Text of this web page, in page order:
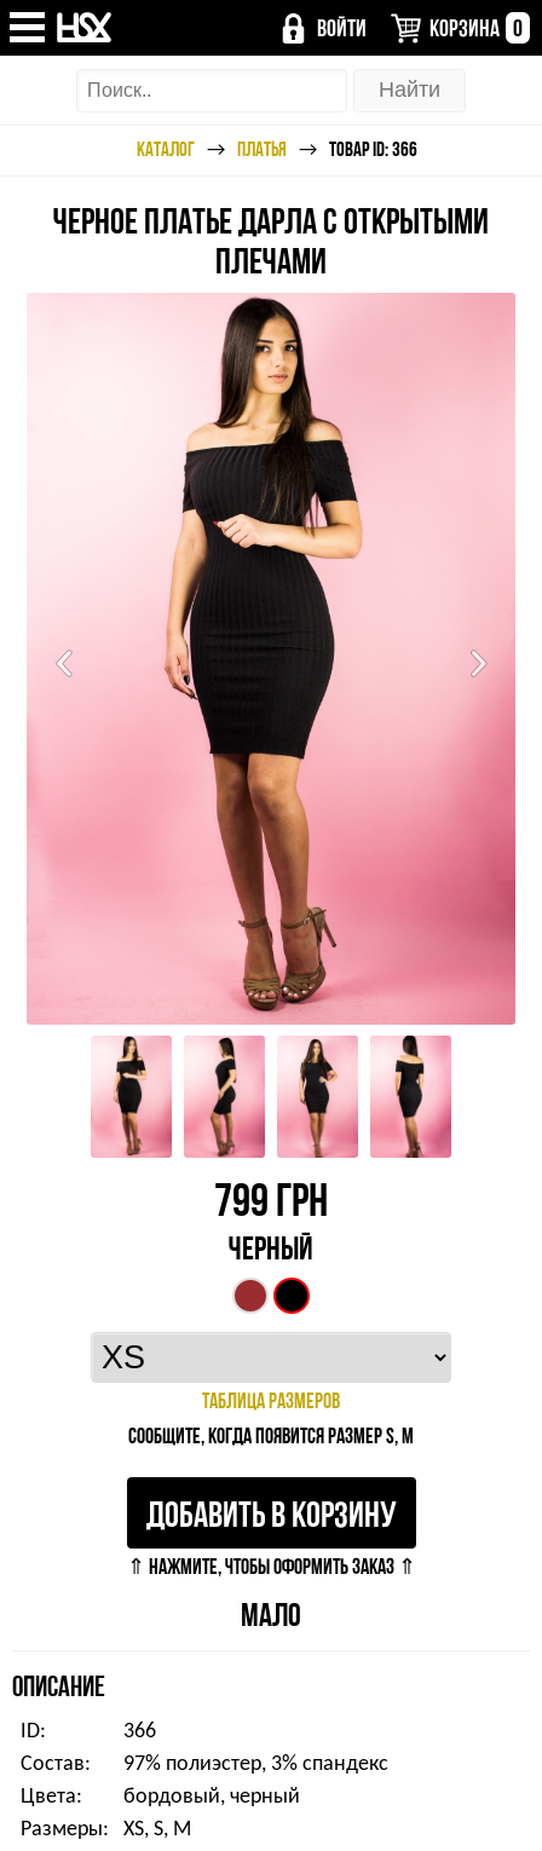
ВОЙТИ КОРЗИНА 0
КАТАЛОГ ПЛАТЬЯ ТОВАР ID: 366
ЧЕРНОЕ ПЛАТЬЕ ДАРЛА С ОТКРЫТЫМИ
ПЛЕЧАМИ
799ГРН
ЧЕРНЫЙ
ТАБЛИЦА РАЗМЕРОВ
СООБЩИТЕ, КОГДА ПОЯВИТСЯ РАЗМЕР S, M
ДОБАВИТЬ В КОРЗИНУ
⇑ НАЖМИТЕ, ЧТОБЫ ОФОРМИТЬ ЗАКАЗ ⇑
МАЛО
ОПИСАНИЕ
ID:
366
Состав:
97% полиэстер, 3% спандекс
Цвета:
бордовый, черный
Размеры:
XS, S, M